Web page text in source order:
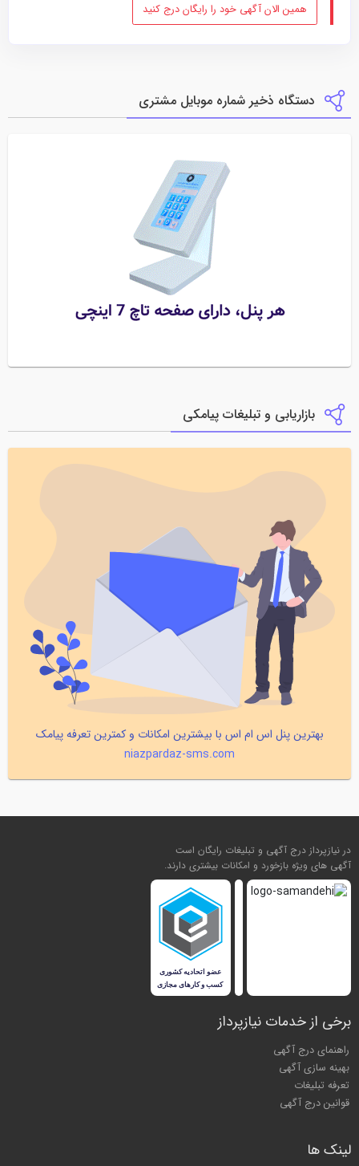
همین الان آگهی خود را رایگان درج کنید
دستگاه ذخیر شماره موبایل مشتری
بازاریابی و تبلیغات پیامکی
بهترین پنل اس ام اس با بیشترین امکانات و کمترین تعرفه پیامک
niazpardaz-sms.com
در نیازپرداز درج آگهی و تبلیغات رایگان است
آگهی های ویژه بازخورد و امکانات بیشتری دارند.
برخی از خدمات نیازپرداز
راهنمای درج آگهی
بهینه سازی آگهی
تعرفه تبلیغات
قوانین درج آگهی
لینک ها